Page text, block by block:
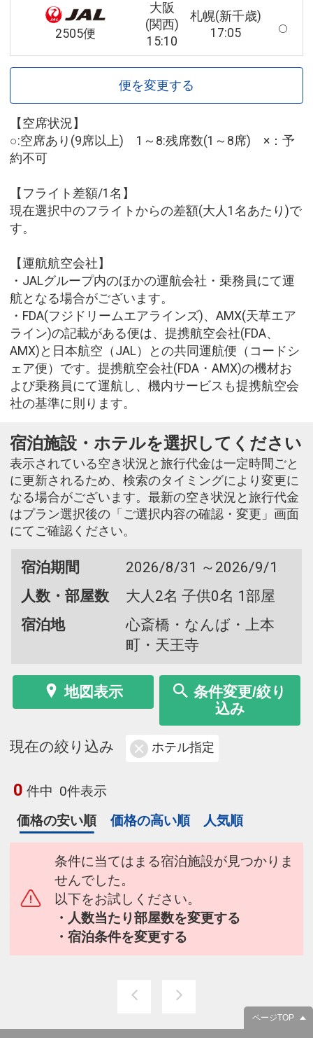
2505便
大阪
(関西)
15:10
札幌(新千歳)
17:05
便を変更する
【空席状況】
○:空席あり(9席以上) 1～8:残席数(1～8席) ×：予
約不可
【フライト差額/1名】
現在選択中のフライトからの差額(大人1名あたり)で
す。
【運航航空会社】
・JALグループ内のほかの運航会社・乗務員にて運
航となる場合がございます。
・FDA(フジドリームエアラインズ)、AMX(天草エア
ライン)の記載がある便は、提携航空会社(FDA、
AMX)と日本航空（JAL）との共同運航便（コードシ
ェア便）です。提携航空会社(FDA・AMX)の機材お
よび乗務員にて運航し、機内サービスも提携航空会
社の基準に則ります。
宿泊施設・ホテルを選択してください
表示されている空き状況と旅行代金は一定時間ごと
に更新されるため、検索のタイミングにより変更に
なる場合がございます。最新の空き状況と旅行代金
はプラン選択後の「ご選択内容の確認・変更」画面
にてご確認ください。
宿泊期間
2026/8/31 ～2026/9/1
人数・部屋数
大人2名 子供0名 1部屋
宿泊地
心斎橋・なんば・上本
町・天王寺
地図表示
条件変更/絞り
込み
現在の絞り込み ホテル指定
0 件中 0件表示
価格の安い順
価格の高い順 人気順
条件に当てはまる宿泊施設が見つかりま
せんでした。
以下をお試しください。
・人数当たり部屋数を変更する
・宿泊条件を変更する
ページTOP